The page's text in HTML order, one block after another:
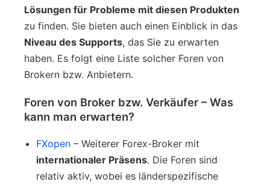
Lösungen für Probleme mit diesen Produkten
zu finden. Sie bieten auch einen Einblick in das
Niveau des Supports, das Sie zu erwarten
haben. Es folgt eine Liste solcher Foren von
Brokern bzw. Anbietern.
Foren von Broker bzw. Verkäufer – Was
kann man erwarten?
FXopen – Weiterer Forex-Broker mit
internationaler Präsens. Die Foren sind
relativ aktiv, wobei es länderspezifische